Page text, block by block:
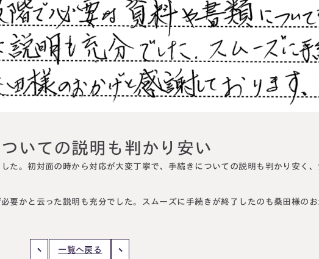
お急ぎの方は電話で面談予約
0120-80-2929
9:00～18:00 (土日祝日除く)
面談予約・お問い合わせ 【24時
LINE友だち追加 登録で無料プレゼン
プライ
いての説明も判かり安い
た。 初対面の時から対応が大変丁寧で、手続きについての説明も判かり安く
要かと云った説明も充分でした。スムーズに手続きが終了したのも 桑田様の
一覧へ戻る